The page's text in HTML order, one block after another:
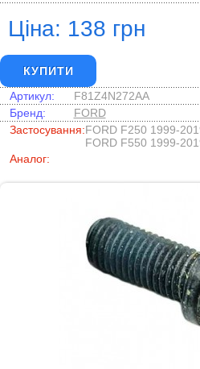
Ціна: 138 грн
КУПИТИ
Артикул:
F81Z4N272AA
Бренд:
FORD
Застосування:FORD F250 1999-
FORD F550 1999-
Аналог: